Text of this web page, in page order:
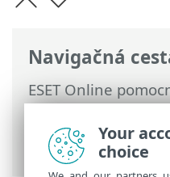
Navigačná
ESET Online
Encryption>
Encryption>
Pozastaviť FDE
Your
choice